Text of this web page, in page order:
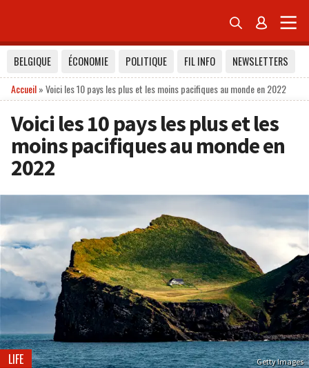
 
BELGIQUE ÉCONOMIE POLITIQUE FIL INFO
NEWSLETTERS
Accueil»Voici les 10 pays les plus et les moins pacifiques au monde en 2022
Voici les 10 pays les plus et les
moins pacifiques au monde en
2022
Getty Images
LIFE